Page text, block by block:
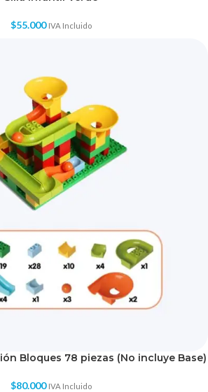
$55.000 IVA Incluido
Bloques 78 piezas (No incluye Base)
$80.000 IVA Incluido